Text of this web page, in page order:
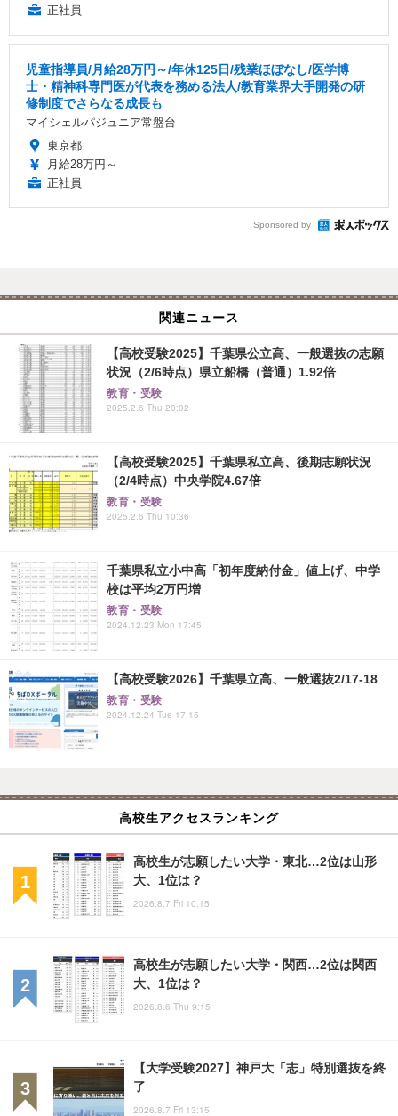
正社員
児童指導員/月給28万円～/年休125日/残業ほぼなし/医学博
士・精神科専門医が代表を務める法人/教育業界大手開発の研
修制度でさらなる成長も
マイシェルパジュニア常盤台
東京都
月給28万円～
正社員
Sponsored by
関連ニュース
【高校受験2025】千葉県公立高、一般選抜の志願
状況（2/6時点）県立船橋（普通）1.92倍
教育・受験
2025.2.6 Thu 20:02
【高校受験2025】千葉県私立高、後期志願状況
（2/4時点）中央学院4.67倍
教育・受験
2025.2.6 Thu 10:36
千葉県私立小中高「初年度納付金」値上げ、中学
校は平均2万円増
教育・受験
2024.12.23 Mon 17:45
【高校受験2026】千葉県立高、一般選抜2/17-18
教育・受験
2024.12.24 Tue 17:15
高校生アクセスランキング
高校生が志願したい大学・東北…2位は山形
大、1位は？
2026.8.7 Fri 10:15
高校生が志願したい大学・関西…2位は関西
大、1位は？
2026.8.6 Thu 9:15
【大学受験2027】神戸大「志」特別選抜を終
了
2026.8.7 Fri 13:15